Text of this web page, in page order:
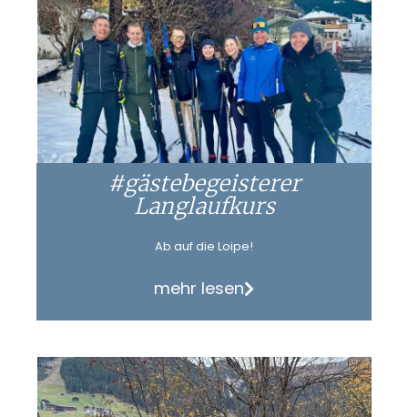
#gästebegeisterer
Langlaufkurs
Ab auf die Loipe!
mehr lesen